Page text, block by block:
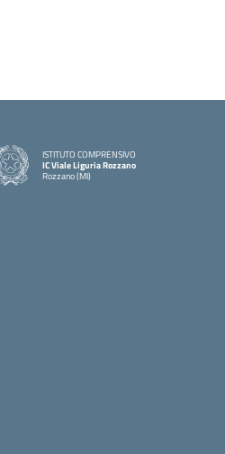
ISTITUTO COMPRENSIVO
IC Viale Liguria Rozzano
Rozzano (MI)